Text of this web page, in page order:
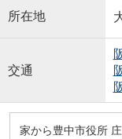
所在地
交通
家から豊中市役所